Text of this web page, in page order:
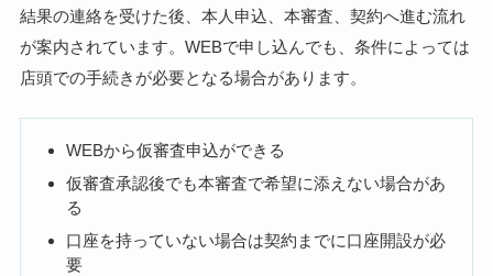
結果の連絡を受けた後、本人申込、本審査、契約へ進む流れ
が案内されています。WEBで申し込んでも、条件によっては
店頭での手続きが必要となる場合があります。
WEBから仮審査申込ができる
仮審査承認後でも本審査で希望に添えない場合があ
る
口座を持っていない場合は契約までに口座開設が必
要